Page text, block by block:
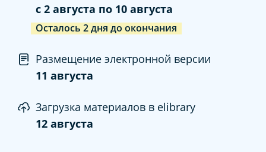
c 2 августа по 10 августа
Осталось 2дня до окончания
Размещение электронной версии
11 августа
Загрузка материалов в elibrary
12 августа